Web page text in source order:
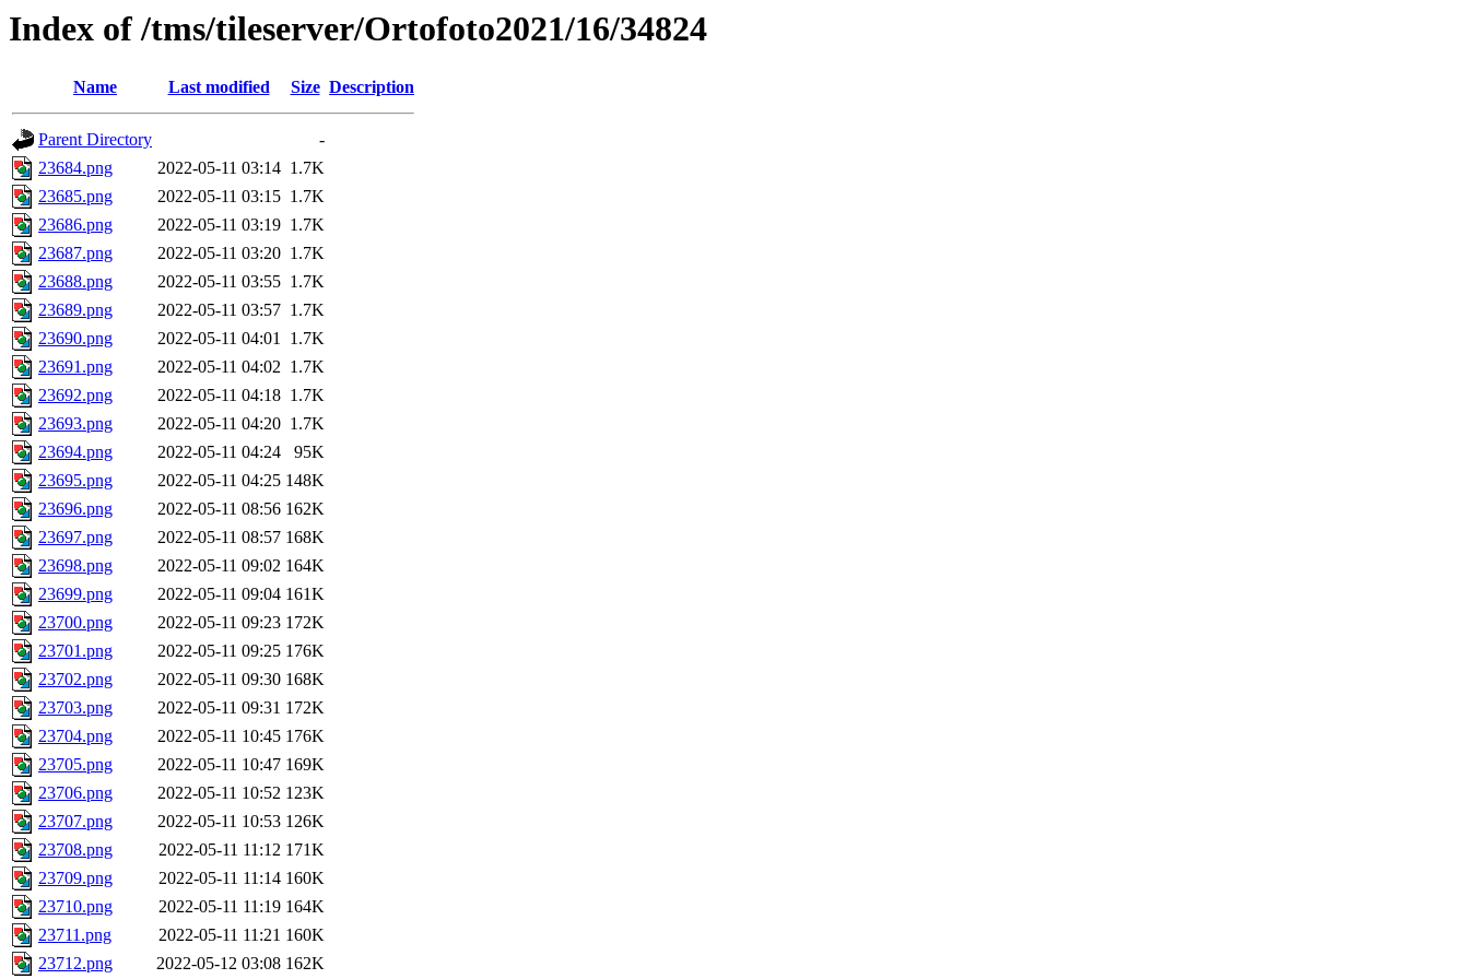
Index of /tms/tileserver/Ortofoto2021/16/34824
Name Last modified Size Description
Parent Directory
-
23684.png
2022-05-11 03:14 1.7K
23685.png
2022-05-11 03:15 1.7K
23686.png
2022-05-11 03:19 1.7K
23687.png
2022-05-11 03:20 1.7K
23688.png
2022-05-11 03:55 1.7K
23689.png
2022-05-11 03:57 1.7K
23690.png
2022-05-11 04:01 1.7K
23691.png
2022-05-11 04:02 1.7K
23692.png
2022-05-11 04:18 1.7K
23693.png
2022-05-11 04:20 1.7K
23694.png
2022-05-11 04:24
95K
23695.png
2022-05-11 04:25 148K
23696.png
2022-05-11 08:56 162K
23697.png
2022-05-11 08:57 168K
23698.png
2022-05-11 09:02 164K
23699.png
2022-05-11 09:04 161K
23700.png
2022-05-11 09:23 172K
23701.png
2022-05-11 09:25 176K
23702.png
2022-05-11 09:30 168K
23703.png
2022-05-11 09:31 172K
23704.png
2022-05-11 10:45 176K
23705.png
2022-05-11 10:47 169K
23706.png
2022-05-11 10:52 123K
23707.png
2022-05-11 10:53 126K
23708.png
2022-05-11 11:12 171K
23709.png
2022-05-11 11:14 160K
23710.png
2022-05-11 11:19 164K
23711.png
2022-05-11 11:21 160K
23712.png
2022-05-12 03:08 162K